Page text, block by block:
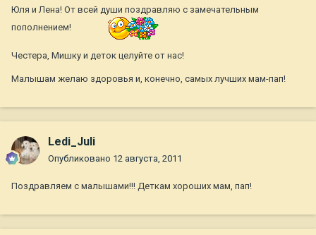
Юля и Лена! От всей души поздравляю с замечательным
пополнением!
Честера, Мишку и деток целуйте от нас!
Малышам желаю здоровья и, конечно, самых лучших мам-пап!
Ledi_Juli
Опубликовано 12 августа, 2011
Поздравляем с малышами!!! Деткам хороших мам, пап!